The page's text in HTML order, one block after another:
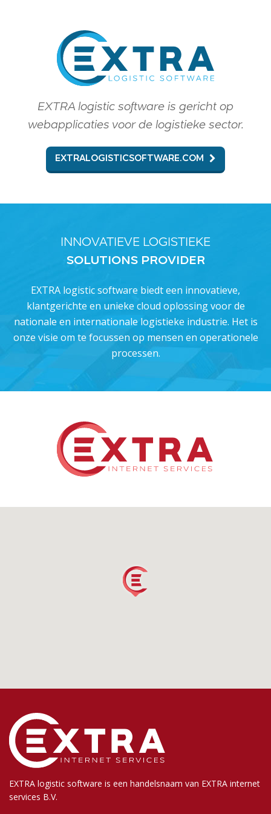
EXTRA logistic software is gericht op
webapplicaties voor de logistieke sector.
EXTRALOGISTICSOFTWARE.COM
INNOVATIEVE LOGISTIEKE
SOLUTIONS PROVIDER
EXTRA logistic software biedt een innovatieve,
klantgerichte en unieke cloud oplossing voor de
nationale en internationale logistieke industrie. Het is
onze visie om te focussen op mensen en operationele
processen.
EXTRA logistic software is een handelsnaam van EXTRA internet
services B.V.